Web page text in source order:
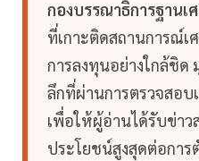
กองบรรณาธิการฐานเ
ที่เกาะติดสถานการณ์เ
การลงทุนอย่างใกล้ชิด
ลึกที่ผ่านการตรวจสอบ
เพื่อให้ผู้อ่านได้รับข่า
ประโยชน์สูงสุดต่อการ